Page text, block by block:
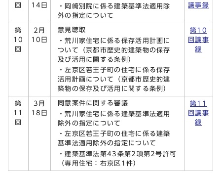
回
14日
・岡崎別院に係る建築基準法適用除
外の指定について
議事録
第
10
回
2月
10日
意見聴取
・荒川家住宅に係る保存活用計画に
ついて（京都市歴史的建築物の保存
及び活用に関する条例）
・左京区若王子町の住宅に係る保存
活用計画について（京都市歴史的建
築物の保存及び活用に関する条例）
第10
回議事
録
第
11
回
3月
18日
同意案件に関する審議
・荒川家住宅に係る建築基準法適用
除外の指定について
・左京区若王子町の住宅に係る建築
基準法適用除外の指定について
・建築基準法第43条第2項第2号許可
（専用住宅：右京区1件）
第11
回議事
録